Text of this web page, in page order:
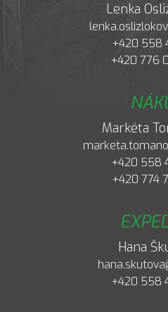
Lenka
+420 558
+420 776
Markéta
+420 558
+420 774
Hana
+420 558